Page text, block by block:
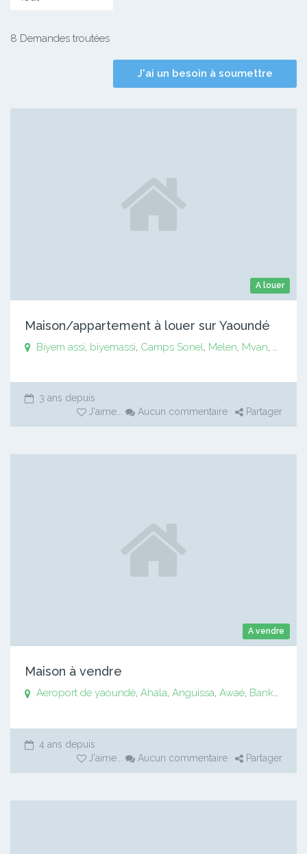
8 Demandes troutées
J'ai un besoin à soumettre
A louer
Maison/appartement à louer sur Yaoundé
Biyem assi biyemassi Camps Sonel Melen Mvan
3 ans depuis
J'aime ... Aucun commentaire Partager
A vendre
Maison à vendre
Aeroport de yaoundé, Ahala, Anguissa, Awaé, Bankomo
4 ans depuis
J'aime ... Aucun commentaire Partager